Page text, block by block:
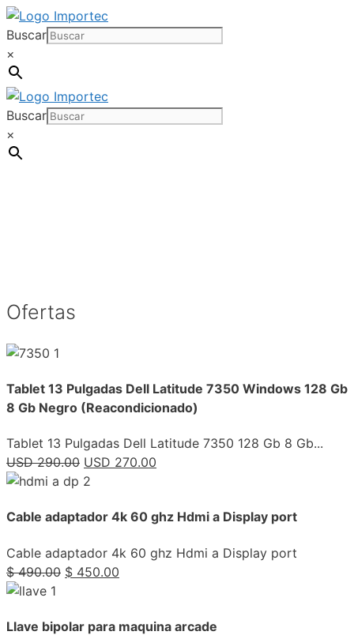
Saltar
al
contenido
Buscar
×
Buscar
×
Ofertas
Tablet 13 Pulgadas Dell Latitude 7350 Windows 128 Gb
8 Gb Negro (Reacondicionado)
Tablet 13 Pulgadas Dell Latitude 7350 128 Gb 8 Gb...
USD290.00 USD 270.00
Cable adaptador 4k 60 ghz Hdmi a Display port
Cable adaptador 4k 60 ghz Hdmi a Display port
$490.00 $ 450.00
Llave bipolar para maquina arcade